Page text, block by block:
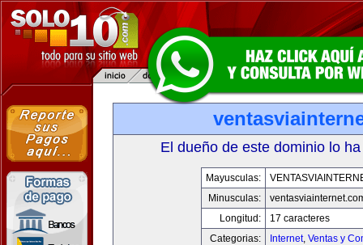
El dueño de este dominio lo
Mayusculas:
Minusculas:
Longitud:
17 caracteres
Categorias:
Internet, Ventas y